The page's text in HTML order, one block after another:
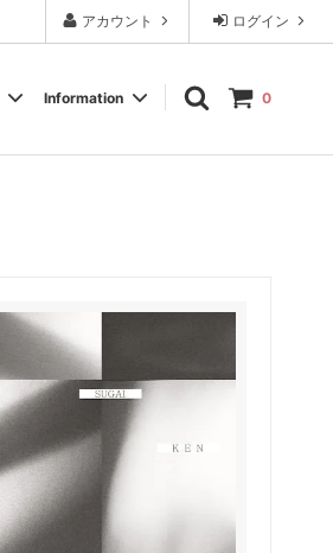
ログイン
アカウント
0
Information